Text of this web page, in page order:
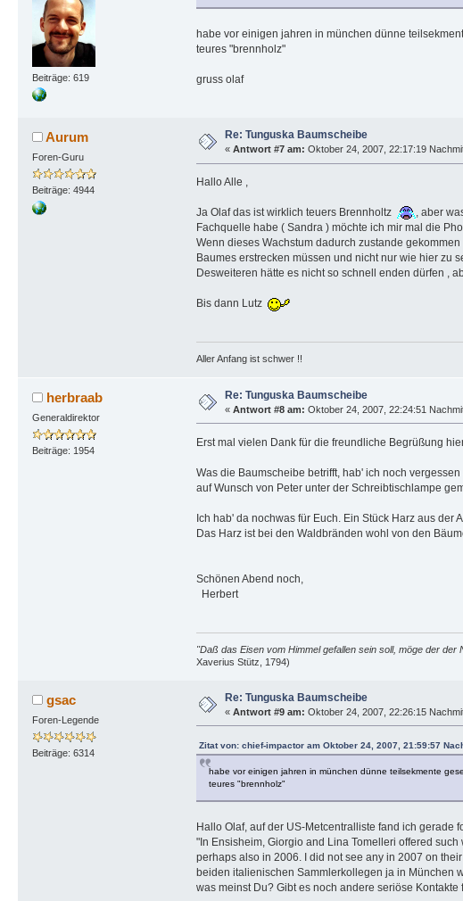
Beiträge: 619
habe vor einigen jahren in münchen dünne
teures "brennholz"
gruss olaf
Aurum
Foren-Guru
Beiträge: 4944
Re: Tunguska Baumscheibe
« Antwort #7 am: Oktober 24, 2007, 22:17:19
Hallo Alle ,
Ja Olaf das ist wirklich teuers Brennholtz
, aber
Fachquelle habe ( Sandra ) möchte ich mir mal die
Wenn dieses Wachstum dadurch zustande
Baumes erstrecken müssen und nicht nur wie hier zu
Desweiteren hätte es nicht so schnell enden dürfen ,
Bis dann Lutz
Aller Anfang ist schwer !!
herbraab
Generaldirektor
Beiträge: 1954
Re: Tunguska Baumscheibe
« Antwort #8 am: Oktober 24, 2007, 22:24:51
Erst mal vielen Dank für die freundliche Begrüßung
Was die Baumscheibe betrifft, hab' ich noch
auf Wunsch von Peter unter der Schreibtischlampe
Ich hab' da nochwas für Euch. Ein Stück Harz aus
Das Harz ist bei den Waldbränden wohl von den
Schönen Abend noch,
Herbert
"Daß das Eisen vom Himmel gefallen sein soll, möge der
Xaverius Stütz, 1794)
gsac
Foren-Legende
Beiträge: 6314
Re: Tunguska Baumscheibe
« Antwort #9 am: Oktober 24, 2007, 22:26:15
Zitat von: chief-impactor am Oktober 24, 2007, 21:59:57
habe vor einigen jahren in münchen dünne teilsekmente
teures "brennholz"
Hallo Olaf, auf der US-Metcentralliste fand ich gerade
"In Ensisheim, Giorgio and Lina Tomelleri offered
perhaps also in 2006. I did not see any in 2007 on
beiden italienischen Sammlerkollegen ja in München
was meinst Du? Gibt es noch andere seriöse